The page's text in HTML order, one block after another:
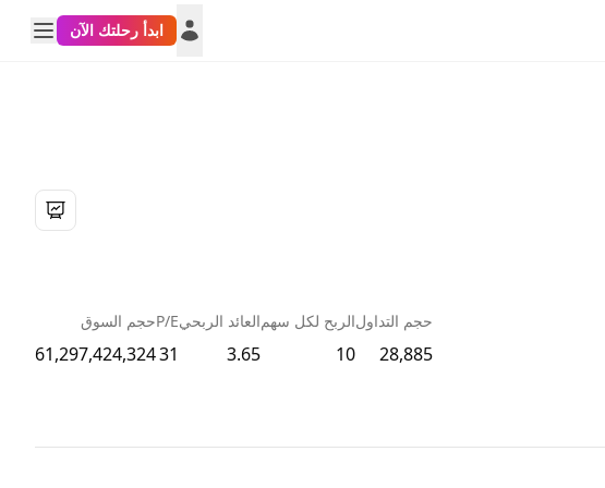
ابدأ رحلتك الآن
حجم التداول
28,885
الربح لكل سهم
10
العائد الربحي
3.65
P/E
31
حجم السوق
61,297,424,324